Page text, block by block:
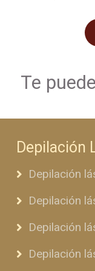
Te puede
Depilación
Depilación
Depilación
Depilación
Depilación